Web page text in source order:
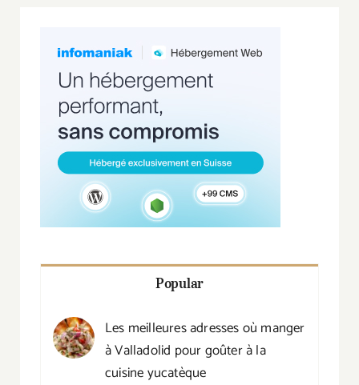
Popular
Les meilleures adresses où manger
à Valladolid pour goûter à la
cuisine yucatèque